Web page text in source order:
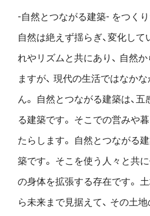
-自然とつながる建築- をつくり
自然は絶えず揺らぎ、変化して
れやリズムと共にあり、 自然
ますが、 現代の生活ではなか
ん。
自然とつながる建築は、
る建築です。 そこでの営みや
たらします。
自然とつながる
築です。 そこを使う人々と共に
の身体を拡張する存在です。
ら未来まで見据えて、 その土